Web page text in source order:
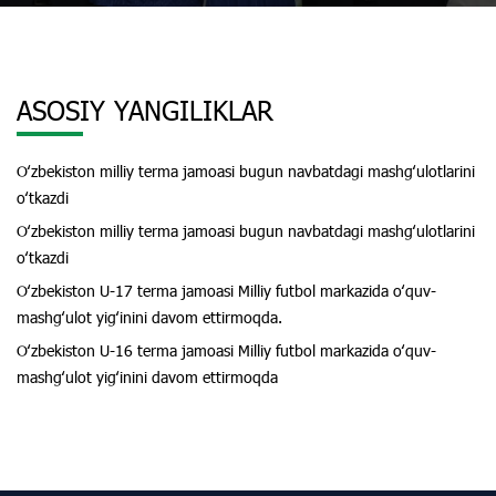
ASOSIY YANGILIKLAR
Oʻzbekiston milliy terma jamoasi bugun navbatdagi mashgʻulotlarini
oʻtkazdi
Oʻzbekiston milliy terma jamoasi bugun navbatdagi mashgʻulotlarini
oʻtkazdi
Oʻzbekiston U-17 terma jamoasi Milliy futbol markazida oʻquv-
mashgʻulot yigʻinini davom ettirmoqda.
Oʻzbekiston U-16 terma jamoasi Milliy futbol markazida oʻquv-
mashgʻulot yigʻinini davom ettirmoqda